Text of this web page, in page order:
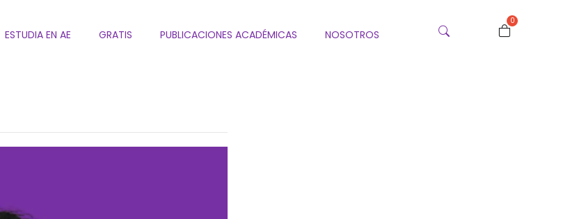
ESTUDIA EN AE GRATIS PUBLICACIONES ACADÉMICAS NOSOTROS
0